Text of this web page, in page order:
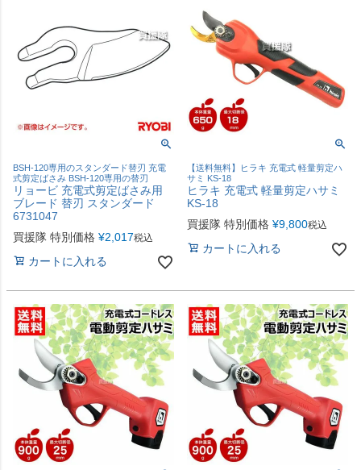
BSH-120専用のスタンダード替刃 充電
式剪定ばさみ BSH-120専用の替刃
リョービ 充電式剪定ばさみ用
ブレード 替刃 スタンダード
6731047
買援隊 特別価格 ¥2,017税込
カートに入れる
【送料無料】ヒラキ 充電式 軽量剪定ハ
サミ KS-18
ヒラキ 充電式 軽量剪定ハサミ
KS-18
買援隊 特別価格 ¥9,800税込
カートに入れる